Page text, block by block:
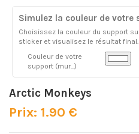
Simulez la couleur de votre
Choisissez la couleur du support
sticker et visualisez le résultat final.
Couleur de votre
support (mur...)
Arctic Monkeys
Prix: 1.90 €